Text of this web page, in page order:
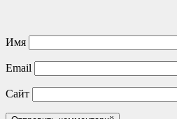
Имя
Email
Сайт